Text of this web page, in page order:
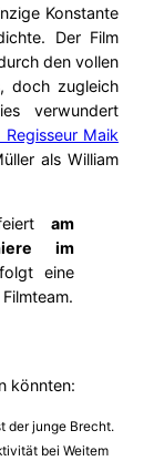
Konstante
Der Film
den vollen
doch zugleich
verwundert
Maik
als William
am
im
eine
könnten:
der junge Brecht.
bei Weitem